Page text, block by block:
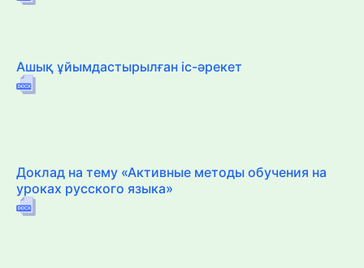
Ашық ұйымдастырылған іс-әрекет
Доклад на тему «Активные методы обучения на
уроках русского языка»